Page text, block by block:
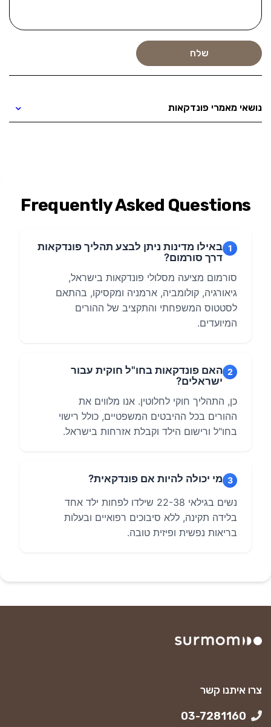
נושאי מאמרי פונדקאות
Frequently Asked Questions
1 באילו מדינות ניתן לבצע תהליך פונדקאות
דרך סורמום?
סורמום מציעה מסלולי פונדקאות בישראל,
גיאורגיה, קולומביה, ארמניה ומקסיקו, בהתאם
לסטטוס המשפחתי והתקציב של ההורים
המיועדים.
2 האם פונדקאות בחו"ל חוקית עבור
ישראלים?
כן, התהליך חוקי לחלוטין. אנו מלווים את
ההורים בכל ההיבטים המשפטיים, כולל רישוי
בחו"ל ורישום הילד וקבלת אזרחות בישראל.
3 מי יכולה להיות אם פונדקאית?
נשים בגילאי 22-38 שילדו לפחות ילד אחד
בלידה תקינה, ללא סיבוכים רפואיים ובעלות
בריאות נפשית ופיזית טובה.
צרו איתנו קשר